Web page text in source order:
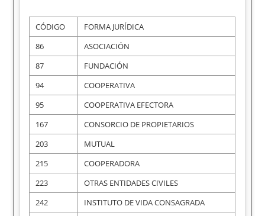
CÓDIGO
FORMA JURÍDICA
86
ASOCIACIÓN
87
FUNDACIÓN
94
COOPERATIVA
95
COOPERATIVA EFECTORA
167
CONSORCIO DE PROPIETARIOS
203
MUTUAL
215
COOPERADORA
223
OTRAS ENTIDADES CIVILES
242
INSTITUTO DE VIDA CONSAGRADA